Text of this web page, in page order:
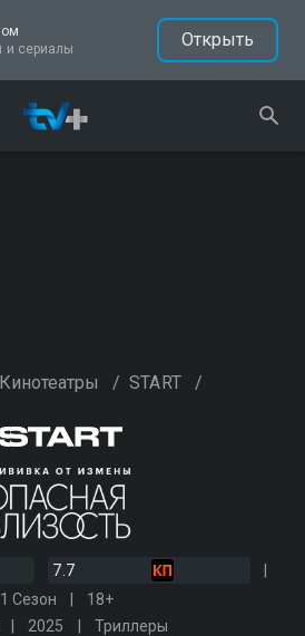
сериалы
Открыть
Кинотеатры / START /
7.7
1 Сезон
18+
2025 Триллеры